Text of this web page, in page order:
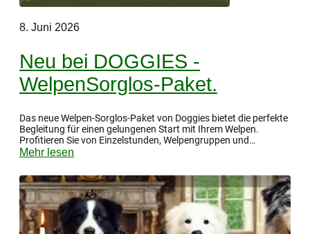
8. Juni 2026
Neu bei DOGGIES -
WelpenSorglos-Paket.
Das neue Welpen-Sorglos-Paket von Doggies bietet die perfekte
Begleitung für einen gelungenen Start mit Ihrem Welpen.
Profitieren Sie von Einzelstunden, Welpengruppen und
persönlichem Support bei Frag
Mehr lesen